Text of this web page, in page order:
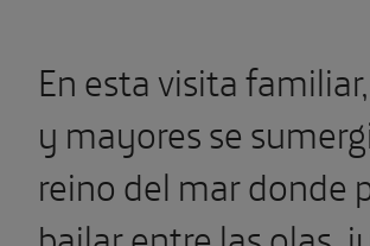
En esta visita
y mayores se
reino del mar donde